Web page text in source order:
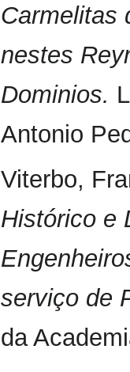
Carmelitas
nestes
Dominios.
Antonio
Viterbo,
Histórico e
serviço de
da